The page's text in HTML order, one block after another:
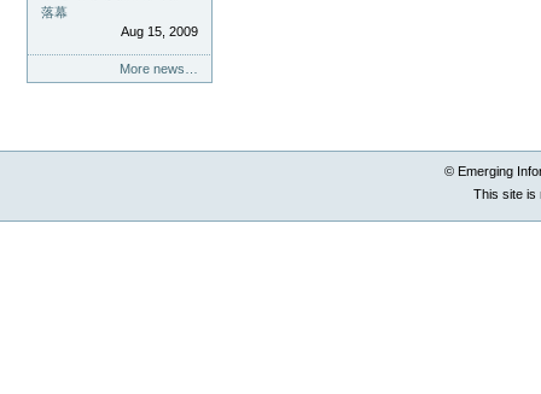
落幕
Aug 15, 2009
More news…
© Emerging
This site is